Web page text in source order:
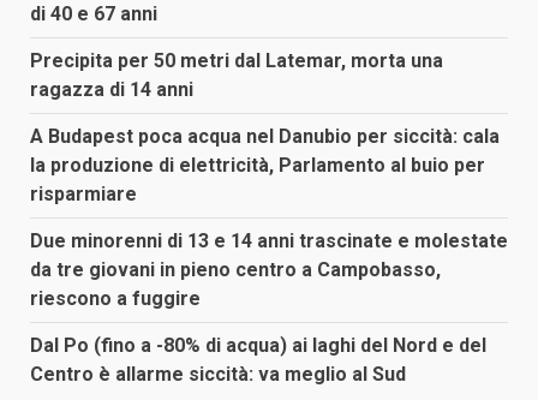
di 40 e 67 anni
Precipita per 50 metri dal Latemar, morta una
ragazza di 14 anni
A Budapest poca acqua nel Danubio per siccità: cala
la produzione di elettricità, Parlamento al buio per
risparmiare
Due minorenni di 13 e 14 anni trascinate e molestate
da tre giovani in pieno centro a Campobasso,
riescono a fuggire
Dal Po (fino a -80% di acqua) ai laghi del Nord e del
Centro è allarme siccità: va meglio al Sud